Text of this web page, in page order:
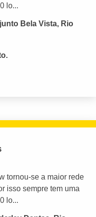
lo...
Bela Vista, Rio
tornou-se a maior rede
isso sempre tem uma
lo...